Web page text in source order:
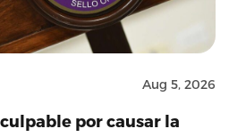
Aug 5, 2026
por causar la